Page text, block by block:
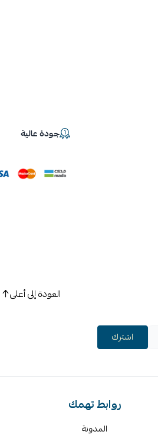
جودة عالية
العودة إلى أعلى
اشترك
روابط تهمك
المدونة